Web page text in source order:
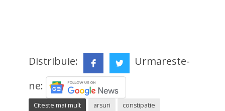
Distribuie:
Urmareste-
ne:
Citeste mai mult arsuri
constipatie